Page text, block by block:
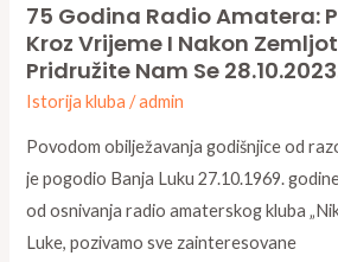
75 Godina Radio Amatera:
Kroz Vrijeme I Nakon
Pridružite Nam Se
Istorija kluba /admin
Povodom obilježavanja godišnjice od
je pogodio Banja Luku 27.10.1969.
od osnivanja radio amaterskog kluba
Luke, pozivamo sve zainteresovane
75
Godina
Radio
Amatera:
Povezivanje
Kroz
Vrijeme
i